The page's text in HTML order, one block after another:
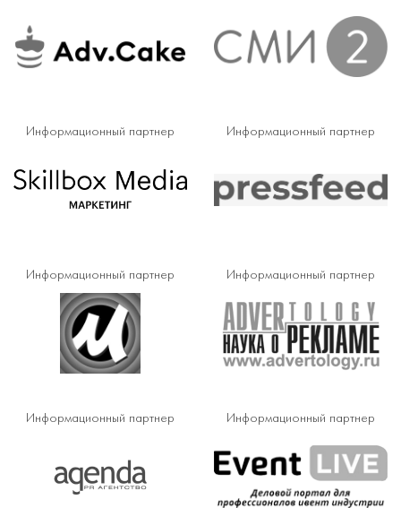
Информационный партнер Информационный партнер
Информационный партнер Информационный партнер
Информационный партнер Информационный партнер